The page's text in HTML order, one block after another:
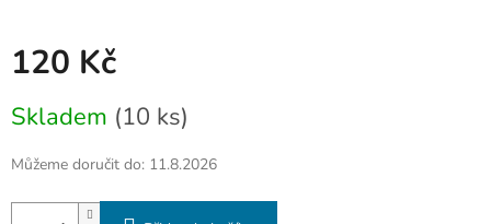
120 Kč
cena:
Skladem (10 ks)
Můžeme doručit do: 11.8.2026